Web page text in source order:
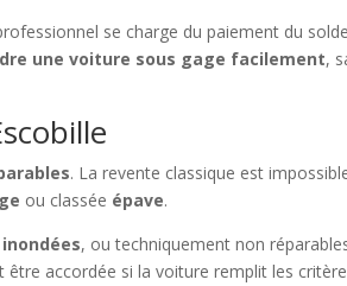
se charge du paiement du
une voiture sous gage facilement,
. La revente classique est
ou classée épave.
inondées, ou techniquement non
être accordée si la voiture remplit les